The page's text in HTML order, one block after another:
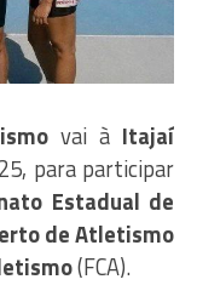
vai à Itajaí
para participar
Estadual de
de Atletismo
(FCA).